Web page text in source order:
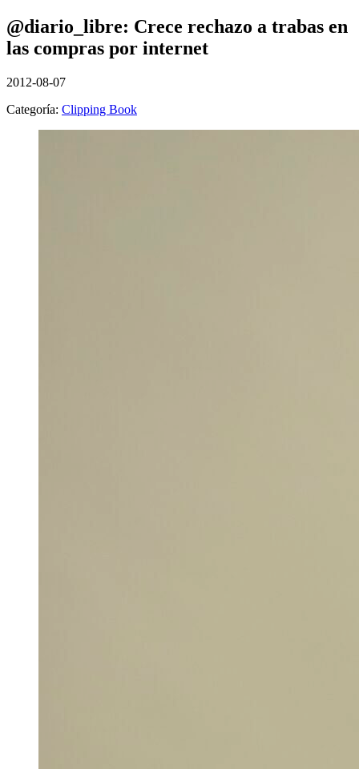
@diario_libre: Crece rechazo a trabas en
las compras por internet
2012-08-07
Categoría: Clipping Book